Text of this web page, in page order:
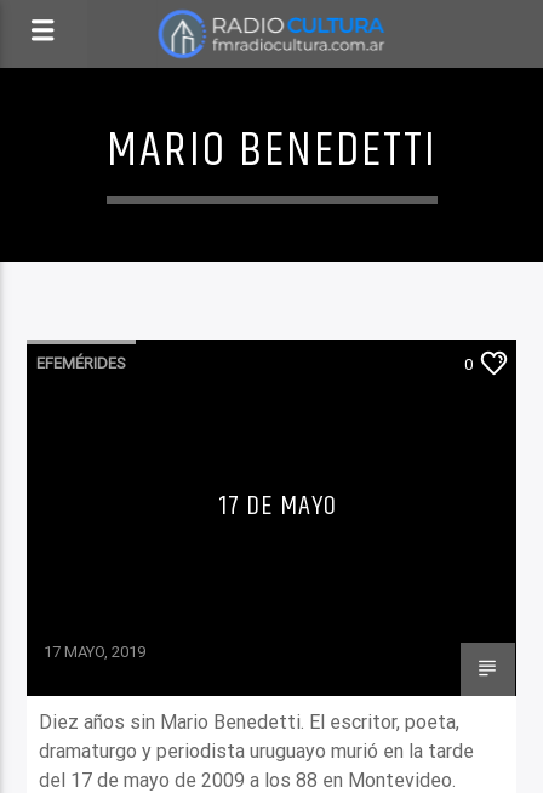
MARIO BENEDETTI
EFEMÉRIDES 0
17 DE MAYO
17 MAYO, 2019
Diez años sin Mario Benedetti. El escritor, poeta,
dramaturgo y periodista uruguayo murió en la tarde
del 17 de mayo de 2009 a los 88 en Montevideo.